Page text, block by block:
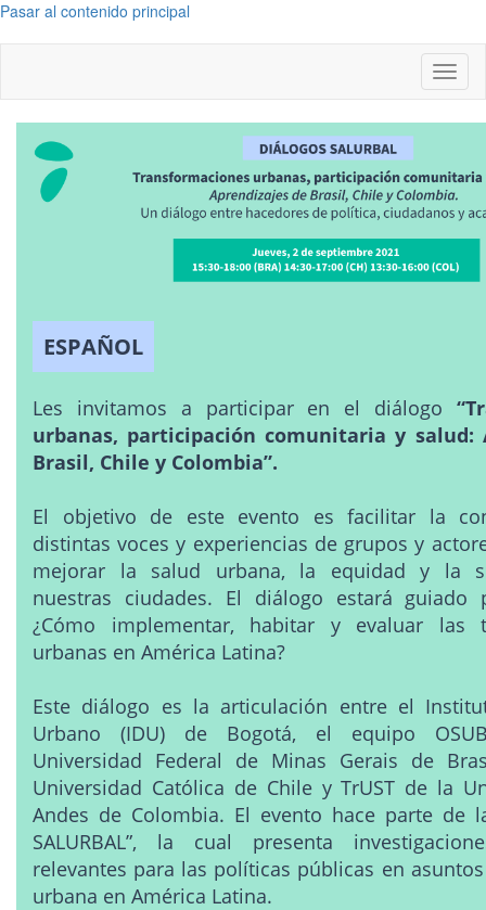
Pasar al contenido principal
ESPAÑOL
Les invitamos a participar en el diálogo
urbanas, participación comunitaria y salud:
Brasil, Chile y Colombia”.
El objetivo de este evento es facilitar la
distintas voces y experiencias de grupos y
mejorar la salud urbana, la equidad y la
nuestras ciudades. El diálogo estará guiado
¿Cómo implementar, habitar y evaluar las
urbanas en América Latina?
Este diálogo es la articulación entre el
Urbano (IDU) de Bogotá, el equipo
Universidad Federal de Minas Gerais de
Universidad Católica de Chile y TrUST de la
Andes de Colombia. El evento hace parte de
SALURBAL”, la cual presenta
relevantes para las políticas públicas en
urbana en América Latina.